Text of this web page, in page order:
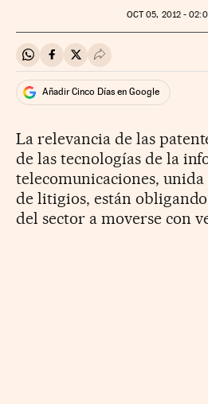
OCT05, 2012 -
Compartir en Whatsapp
Compartir en Facebook
Compartir en Twitter
Desplegar Redes
Añadir Cinco Días en Google
La relevancia de las
de las tecnologías de la
telecomunicaciones,
de litigios, están
del sector a moverse con